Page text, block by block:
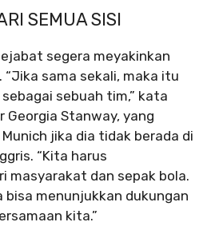
SEMUA SISI
segera meyakinkan
“Jika sama sekali, maka itu
sebuah tim,” kata
Georgia Stanway, yang
jika dia tidak berada di
“Kita harus
masyarakat dan sepak bola.
bisa menunjukkan dukungan
kita.”